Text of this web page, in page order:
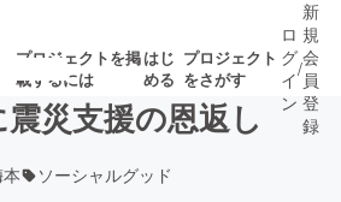
プロジェクトを掲
載するには
はじ
める
プロジェクト
をさがす
ロ
グ
イ
ン
/
新
規
会
員
登
録
災支援の恩返し
ソーシャルグッド